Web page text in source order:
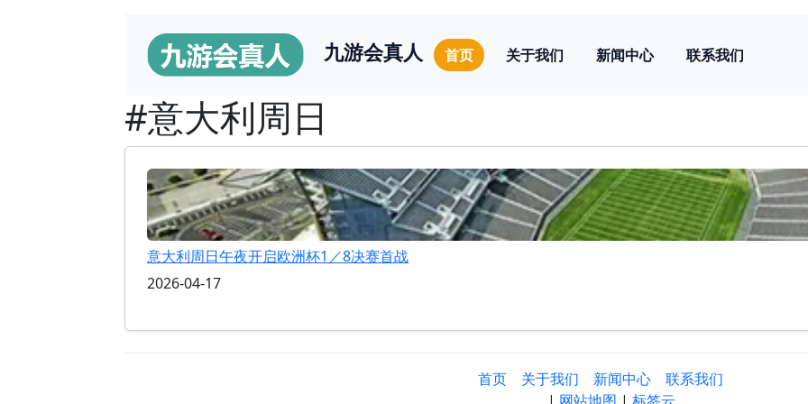
九游会真人 首页 关于我们 新闻中心 联系我们
#意大利周日
意大利周日午夜开启欧洲杯1／8决赛首战
2026-04-17
首页 关于我们 新闻中心
联系我们